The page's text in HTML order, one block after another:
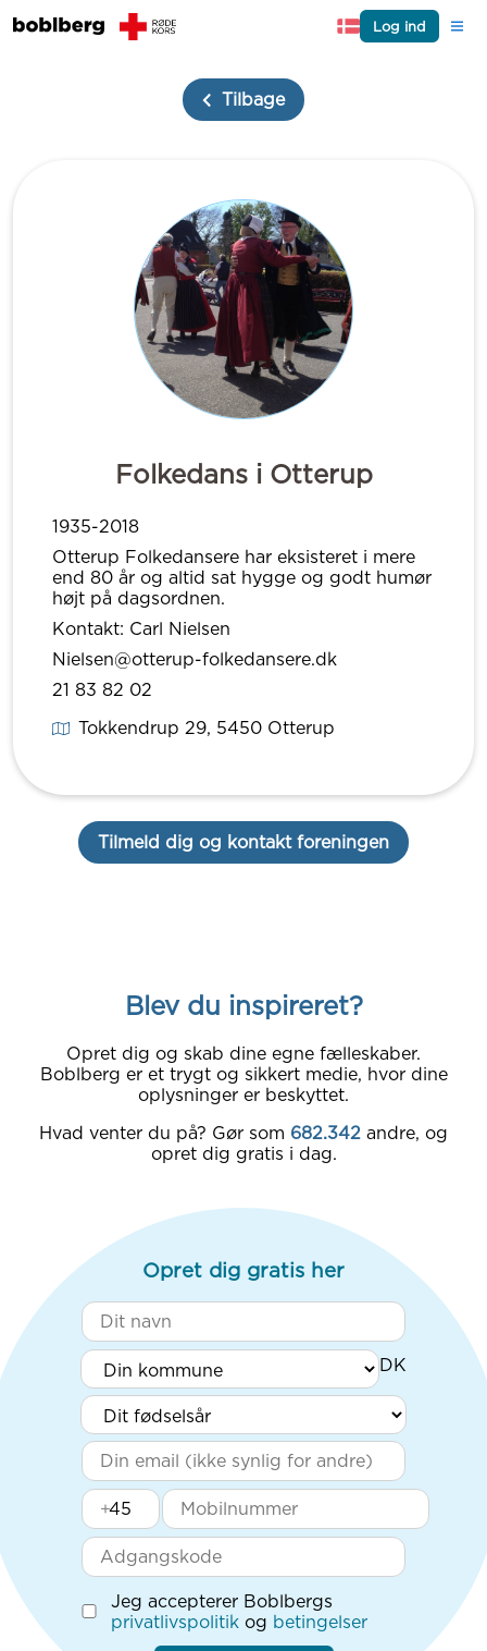
Log ind
Tilbage
Folkedans i Otterup
1935-2018
Otterup Folkedansere har eksisteret i mere
end 80 år og altid sat hygge og godt humør
højt på dagsordnen.
Kontakt: Carl Nielsen
Nielsen@otterup-folkedansere.dk
21 83 82 02
Tokkendrup 29, 5450Otterup
Tilmeld dig og kontakt foreningen
Blev du inspireret?
Opret dig og skab dine egne fælleskaber.
Boblberg er et trygt og sikkert medie, hvor dine
oplysninger er beskyttet.
Hvad venter du på? Gør som 682.342 andre, og
opret dig gratis i dag.
Opret dig gratis her
+
Jeg accepterer Boblbergs
privatlivspolitik og betingelser